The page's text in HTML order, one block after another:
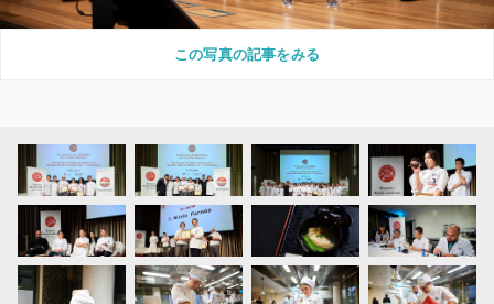
この写真の記事をみる